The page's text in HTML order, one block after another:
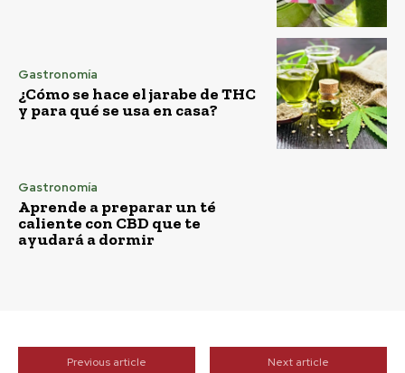
Gastronomía
¿Cómo se hace el jarabe de THC
y para qué se usa en casa?
Gastronomía
Aprende a preparar un té
caliente con CBD que te
ayudará a dormir
Previous article Next article